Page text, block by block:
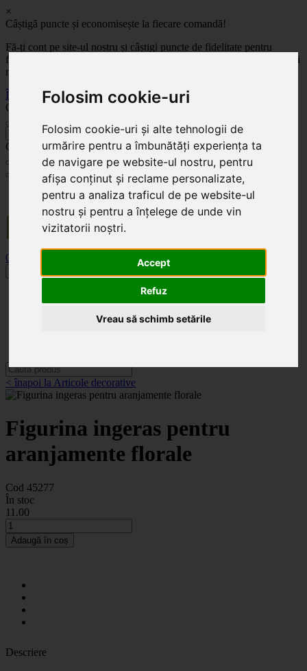
Folosim cookie-uri
Folosim cookie-uri și alte tehnologii de
urmărire pentru a îmbunătăți experiența ta
de navigare pe website-ul nostru, pentru
afișa conținut și reclame personalizate,
pentru a analiza traficul de pe website-ul
nostru și pentru a înțelege de unde vin
vizitatorii noștri.
Accept
Refuz
Vreau să schimb setările
×
Câștigă puncte și economisește la fiecare comandă!
Fă-ți cont pe site-ul nostru și câștigi puncte de fidelitate pentru
fiecare comandă! Cu cât comanzi mai mult, cu atât economisești mai
mult!
Înregistrează-te acum
Celoplast
Celoplast
Transportul este GRATUIT pentru comenzile mai mari de 350 Lei. Comanda minimă în
valoare de 100 Lei. Expediere în 1 - 2 zile lucrătoare.
0
Toggle navigation
< înapoi la Articole decorative
Figurina ingeras pentru
aranjamente florale
Cod 45277
În stoc
11 .00
Adaugă în coș
Descriere